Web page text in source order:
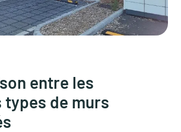
entre les
de murs